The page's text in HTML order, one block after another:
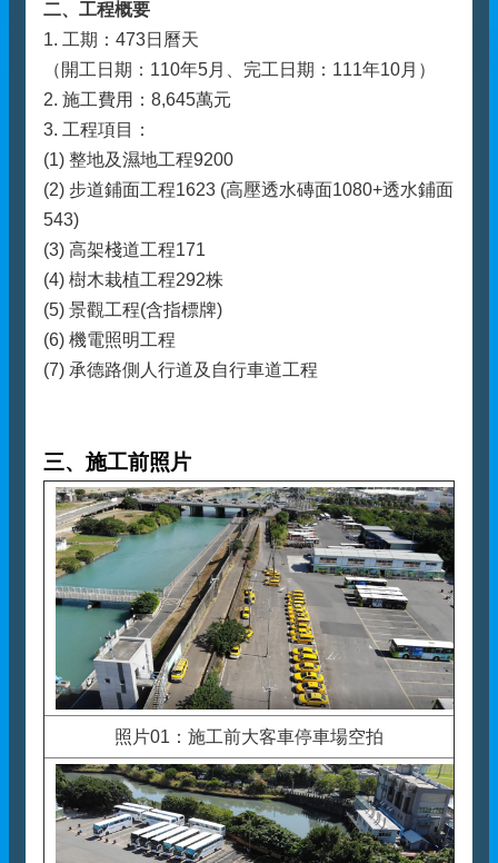
二、工程概要
1. 工期：473日曆天
（開工日期：110年5月、完工日期：111年10月）
2. 施工費用：8,645萬元
3. 工程項目：
(1) 整地及濕地工程9200
(2) 步道鋪面工程1623 (高壓透水磚面1080+透水鋪面
543)
(3) 高架棧道工程171
(4) 樹木栽植工程292株
(5) 景觀工程(含指標牌)
(6) 機電照明工程
(7) 承德路側人行道及自行車道工程
三、施工前照片
照片01：施工前大客車停車場空拍